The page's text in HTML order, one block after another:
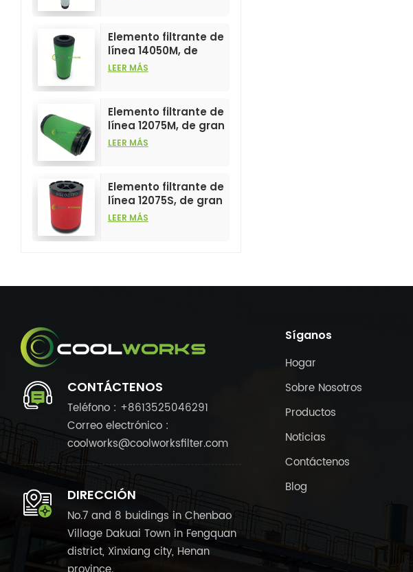
comprimido.
Elemento filtrante de
línea 14050M, de
gran venta y alto
comprimido.
LEER MÁS
Elemento filtrante de
línea 12075M, de gran
venta y alto
comprimido.
LEER MÁS
Elemento filtrante de
línea 12075S, de gran
venta y alto
LEER MÁS
CONTÁCTENOS
Teléfono : +8613525046291
Correo electrónico :
coolworks@coolworksfilter.com
DIRECCIÓN
No.7 and 8 buidings in Chenbao
Village Dakuai Town in Fengquan
district, Xinxiang city, Henan
Síganos
Hogar
Sobre Nosotros
Productos
Noticias
Contáctenos
Blog